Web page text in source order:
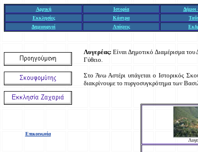
Αρχική Ιστορία Δήμοι
Εκκλησίες
Κάστρα
Δημιουργοί
Απόψεις
Επικοινωνία
Λυγερέας:Είναι Δημοτικό Διαμέρισμα
Γύθειο.
Στο Άνω Αστέρι υπάγεται ο Ιστορικός
διακρίνουμε το πυργοσυγκρότημα των